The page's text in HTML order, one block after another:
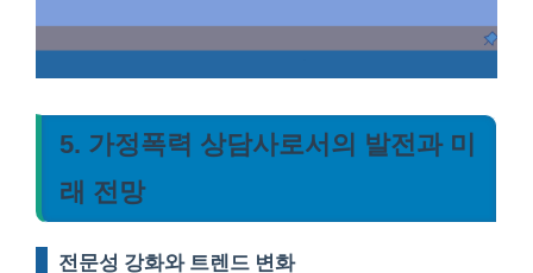
5. 가정폭력 상담사로서의 발전과 미
래 전망
전문성 강화와 트렌드 변화